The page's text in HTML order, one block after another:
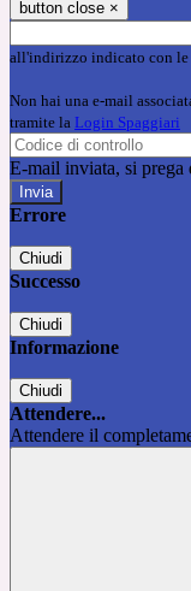
button close ×
all'indirizzo indicato con le
Non hai una e-mail
tramite la Login Spaggiari
E-mail inviata, si prega
Errore
Chiudi
Successo
Chiudi
Informazione
Chiudi
Attendere...
Attendere il